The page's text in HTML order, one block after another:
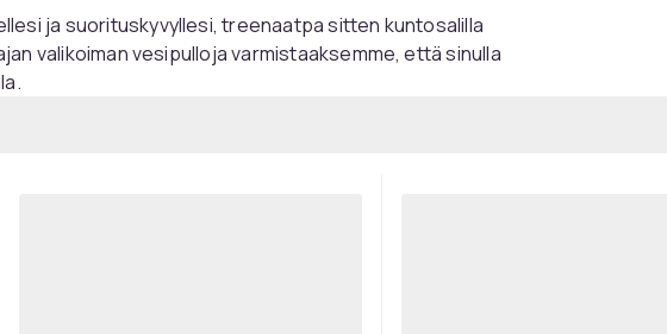
ja suorituskyvyllesi, treenaatpa sitten kuntosalilla
valikoiman vesipulloja varmistaaksemme, että sinulla